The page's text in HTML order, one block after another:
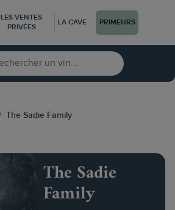
LES VENTES
PRIVÉES
LA CAVE PRIMEURS
The Sadie Family
The Sadie
Family